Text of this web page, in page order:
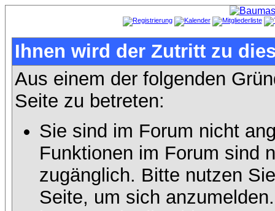
Ihnen wird der Zutritt zu
Aus einem der folgenden
Seite zu betreten:
Sie sind im Forum nicht
Funktionen im Forum sind
zugänglich. Bitte nutzen
Seite, um sich